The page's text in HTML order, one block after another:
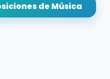
de Música